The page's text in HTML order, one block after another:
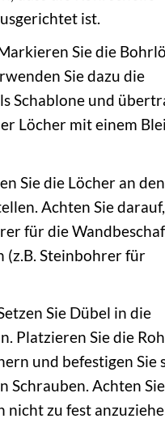
ist.
Sie die
Sie dazu die
Schablone und
Löcher mit einem
Sie die Löcher an den
Achten Sie
für die
(z.B. Steinbohrer für
Sie Dübel in die
Platzieren Sie die
und befestigen Sie
Schrauben. Achten
nicht zu fest